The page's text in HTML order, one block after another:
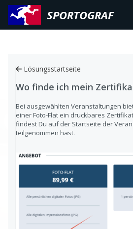
SPORTOGRAF
Lösungsstartseite
Wo finde ich mein
Bei ausgewählten Veranstaltungen
einer Foto-Flat ein druckbares
findest Du auf der Startseite der
teilgenommen hast.